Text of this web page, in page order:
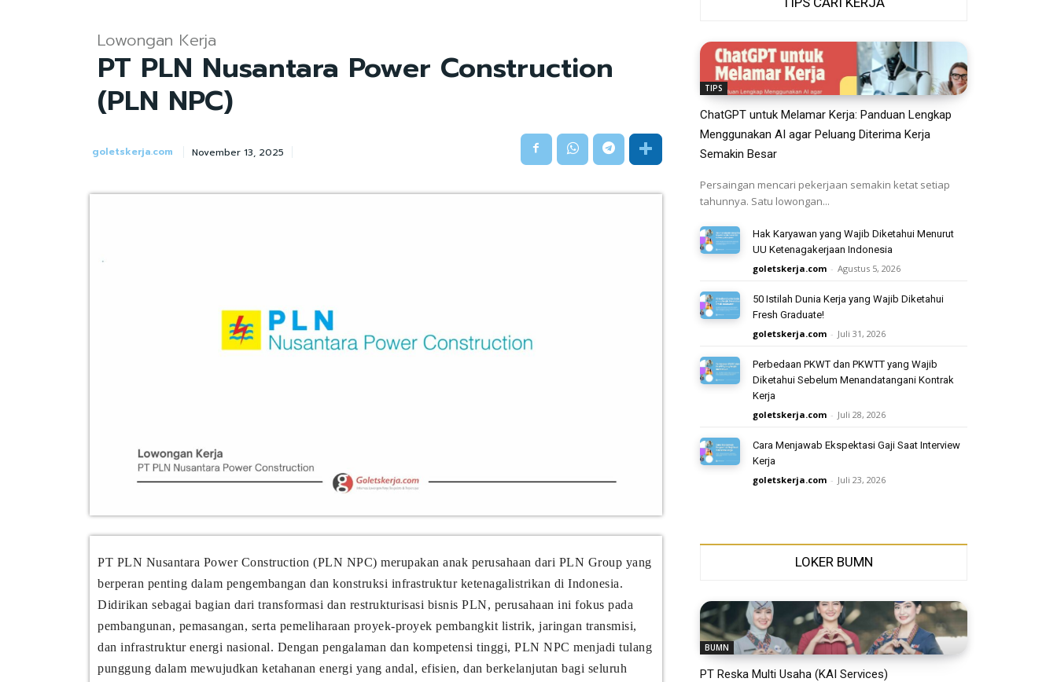
Lowongan Kerja
PT PLN Nusantara Power Construction
(PLN NPC)
goletskerja.com November 13, 2025
PT PLN Nusantara Power Construction (PLN NPC) merupakan anak perusahaan dari PLN Group yang
berperan penting dalam pengembangan dan konstruksi infrastruktur ketenagalistrikan di Indonesia.
Didirikan sebagai bagian dari transformasi dan restrukturisasi bisnis PLN, perusahaan ini fokus pada
pembangunan, pemasangan, serta pemeliharaan proyek-proyek pembangkit listrik, jaringan transmisi,
dan infrastruktur energi nasional. Dengan pengalaman dan kompetensi tinggi, PLN NPC menjadi tulang
punggung dalam mewujudkan ketahanan energi yang andal, efisien, dan berkelanjutan bagi seluruh
TIPS
ChatGPT untuk Melamar Kerja: Panduan Lengkap
Menggunakan AI agar Peluang Diterima Kerja
Semakin Besar
Persaingan mencari pekerjaan semakin ketat setiap
tahunnya. Satu lowongan...
Hak Karyawan yang Wajib Diketahui Menurut
UU Ketenagakerjaan Indonesia
goletskerja.com - Agustus 5, 2026
50 Istilah Dunia Kerja yang Wajib Diketahui
Fresh Graduate!
goletskerja.com - Juli 31, 2026
Perbedaan PKWT dan PKWTT yang Wajib
Diketahui Sebelum Menandatangani Kontrak
Kerja
goletskerja.com - Juli 28, 2026
Cara Menjawab Ekspektasi Gaji Saat Interview
Kerja
goletskerja.com - Juli 23, 2026
LOKER BUMN
BUMN
PT Reska Multi Usaha (KAI Services)